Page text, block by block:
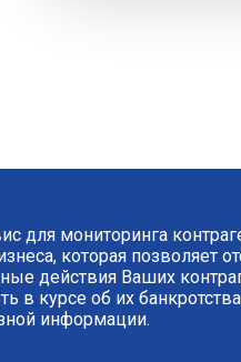
для мониторинга
которая позволяет
действия Ваших
в курсе об их
информации.